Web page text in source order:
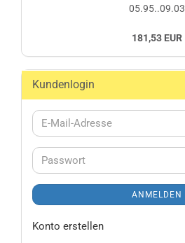
05.95..09.03
181,53 EUR
Kundenlogin
E-
Mail-
Passwort
ANMELDEN
Konto erstellen